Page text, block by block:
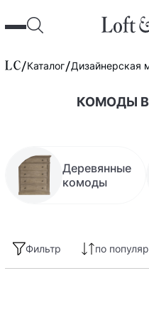
Каталог Дизайнерская
КОМОДЫ
Деревянные
комоды
Фильтр по